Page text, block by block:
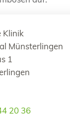
Klinik
Münsterlingen
1
20 36